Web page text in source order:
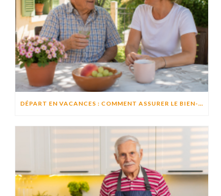
DÉPART EN VACANCES : COMMENT ASSURER LE BIEN-ÊTRE D’UN PROCHE RESTÉ À DOMICILE ?